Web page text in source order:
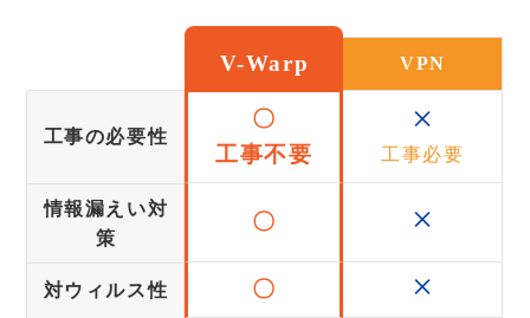
V-Warp VPN
工事の必要性
〇
工事不要
×
工事必要
情報漏えい対
策
〇 ×
対ウィルス性 〇 ×